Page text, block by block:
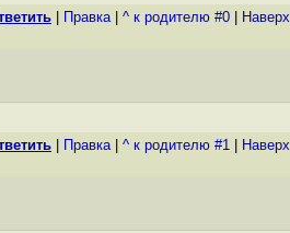
Правка| ^ к родителю #0 Наверх
Правка| ^ к родителю #1 Наверх